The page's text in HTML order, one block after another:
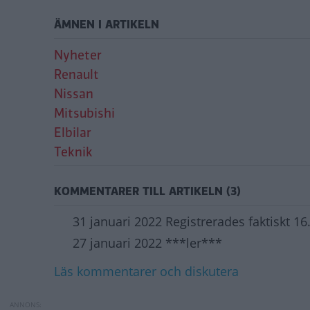
ÄMNEN I ARTIKELN
Nyheter
Renault
Nissan
Mitsubishi
Elbilar
Teknik
KOMMENTARER TILL ARTIKELN (3)
31 januari 2022 Registrerades faktiskt
27 januari 2022 ***ler***
Läs kommentarer och diskutera